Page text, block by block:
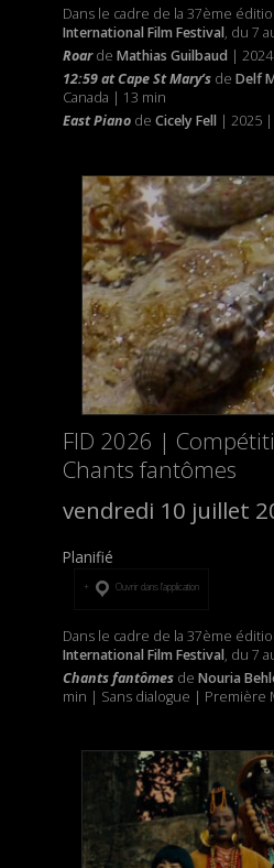
Dans le cadre de la 37ème
International Film Festival, du 7
Roarde Mathias Guilbaud |
12:59 at Cape St Mary’sde Delf
Canada | 13 min
East Pianode Cicely Fell| 2025 |
FID 2026 |
Chants fantômes
vendredi 10 juillet
Planifié
Ouvrir dans l’application
Dans le cadre de la 37ème
International Film Festival, du 7
Chants fantômesde Nouria
min | Sans dialogue | Première